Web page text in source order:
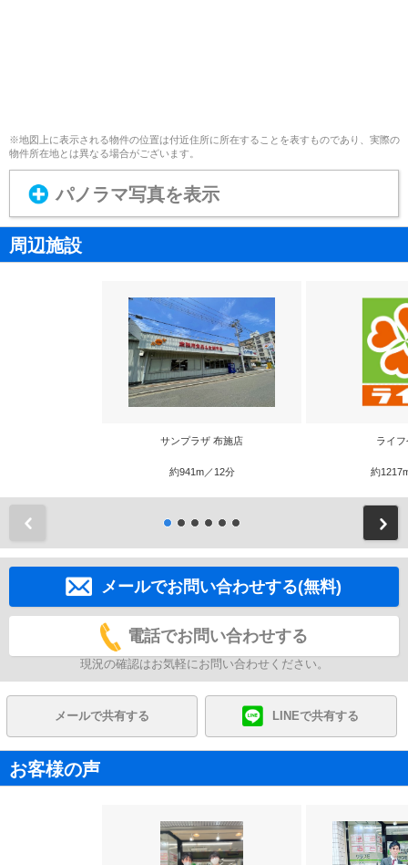
※地図上に表示される物件の位置は付近住所に所在することを表すものであり、実際の
物件所在地とは異なる場合がございます。
パノラマ写真を表示
周辺施設
サンプラザ 布施店
約941m／12分
ライ
約
メールでお問い合わせする(無料)
電話でお問い合わせする
現況の確認はお気軽にお問い合わせください。
メールで共有する LINEで共有する
お客様の声